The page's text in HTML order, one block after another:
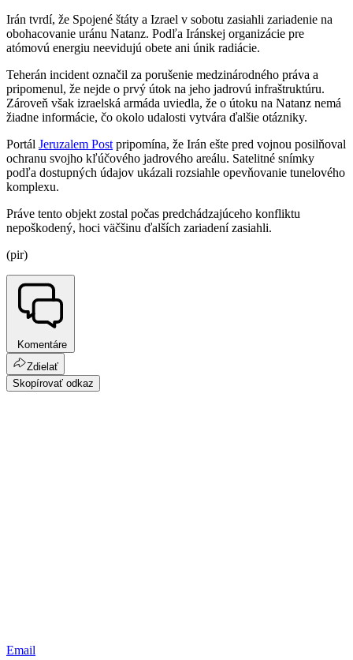
Irán tvrdí, že Spojené štáty a Izrael v sobotu zasiahli zariadenie na
obohacovanie uránu Natanz. Podľa Iránskej organizácie pre
atómovú energiu neevidujú obete ani únik radiácie.
Teherán incident označil za porušenie medzinárodného práva a
pripomenul, že nejde o prvý útok na jeho jadrovú infraštruktúru.
Zároveň však izraelská armáda uviedla, že o útoku na Natanz nemá
žiadne informácie, čo okolo udalosti vytvára ďalšie otázniky.
Portál Jeruzalem Postpripomína, že Irán ešte pred vojnou posilňoval
ochranu svojho kľúčového jadrového areálu. Satelitné snímky
podľa dostupných údajov ukázali rozsiahle opevňovanie tunelového
komplexu.
Práve tento objekt zostal počas predchádzajúceho konfliktu
nepoškodený, hoci väčšinu ďalších zariadení zasiahli.
(pir)
Komentáre
Zdielať
Skopírovať odkaz
Email